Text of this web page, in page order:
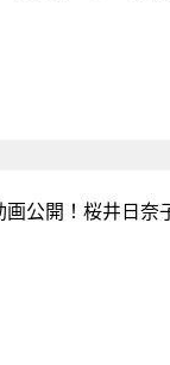
公開！桜井日奈